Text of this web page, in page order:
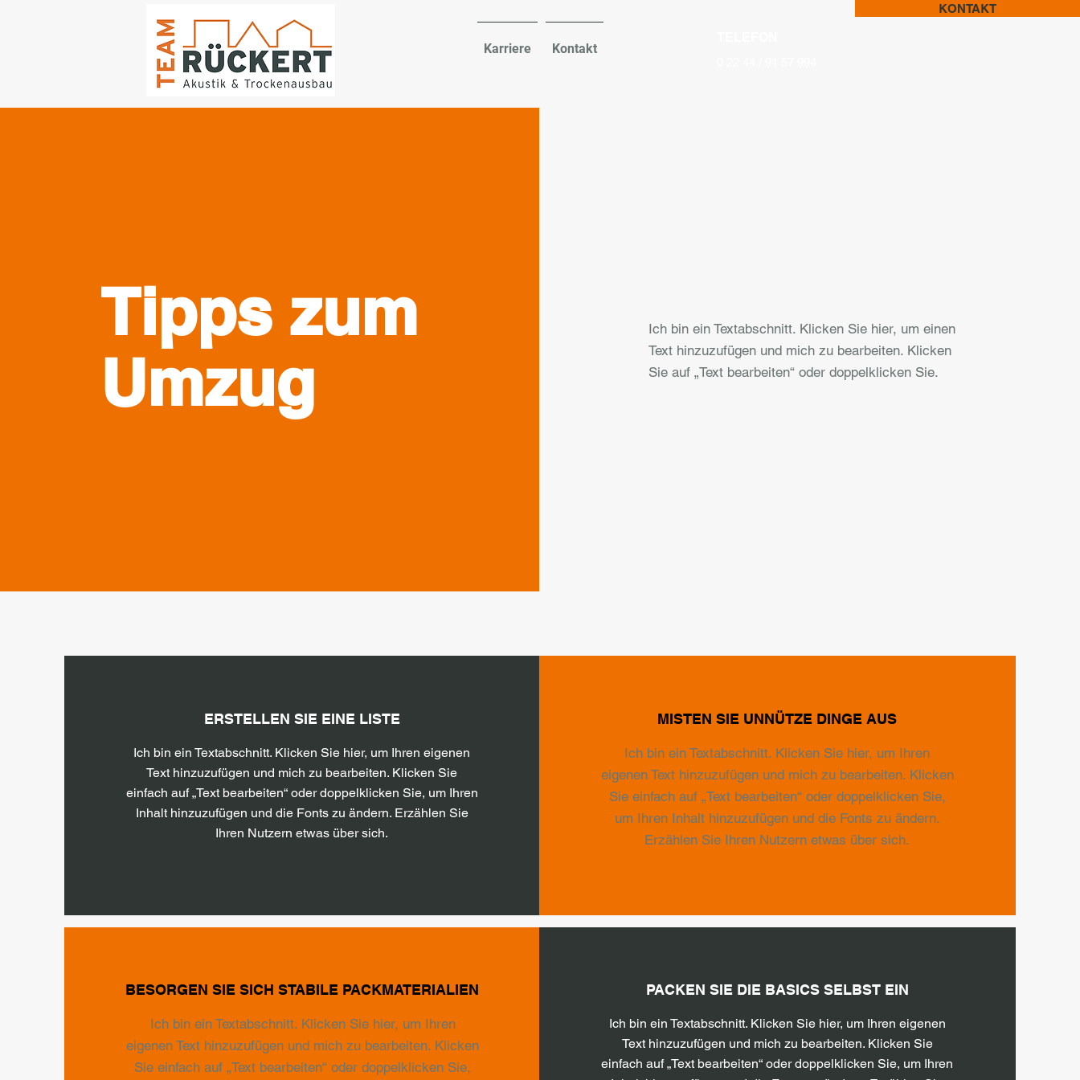
Karriere Kontakt
KONTAKT
Tipps zum
Umzug
Ich bin ein Textabschnitt. Klicken Sie hier, um einen
Text hinzuzufügen und mich zu bearbeiten. Klicken
Sie auf „Text bearbeiten“ oder doppelklicken Sie.
ERSTELLEN SIE EINE LISTE
Ich bin ein Textabschnitt. Klicken Sie hier, um Ihren eigenen
Text hinzuzufügen und mich zu bearbeiten. Klicken Sie
einfach auf „Text bearbeiten“ oder doppelklicken Sie, um Ihren
Inhalt hinzuzufügen und die Fonts zu ändern. Erzählen Sie
Ihren Nutzern etwas über sich.
MISTEN SIE UNNÜTZE DINGE AUS
Ich bin ein Textabschnitt. Klicken Sie hier, um Ihren
eigenen Text hinzuzufügen und mich zu bearbeiten. Klicken
Sie einfach auf „Text bearbeiten“ oder doppelklicken Sie,
um Ihren Inhalt hinzuzufügen und die Fonts zu ändern.
Erzählen Sie Ihren Nutzern etwas über sich.
BESORGEN SIE SICH STABILE PACKMATERIALIEN
Ich bin ein Textabschnitt. Klicken Sie hier, um Ihren
eigenen Text hinzuzufügen und mich zu bearbeiten. Klicken
Sie einfach auf „Text bearbeiten“ oder doppelklicken Sie,
PACKEN SIE DIE BASICS SELBST EIN
Ich bin ein Textabschnitt. Klicken Sie hier, um Ihren eigenen
Text hinzuzufügen und mich zu bearbeiten. Klicken Sie
einfach auf „Text bearbeiten“ oder doppelklicken Sie, um Ihren